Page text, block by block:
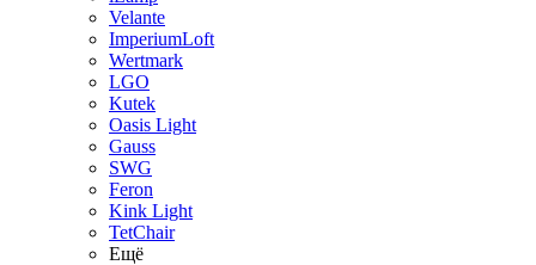
Velante
ImperiumLoft
Wertmark
LGO
Kutek
Oasis Light
Gauss
SWG
Feron
Kink Light
TetСhair
Ещё